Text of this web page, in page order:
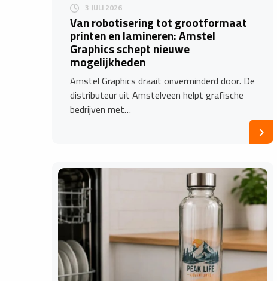
3 JULI 2026
Van robotisering tot grootformaat
printen en lamineren: Amstel
Graphics schept nieuwe
mogelijkheden
Amstel Graphics draait onverminderd door. De
distributeur uit Amstelveen helpt grafische
bedrijven met…